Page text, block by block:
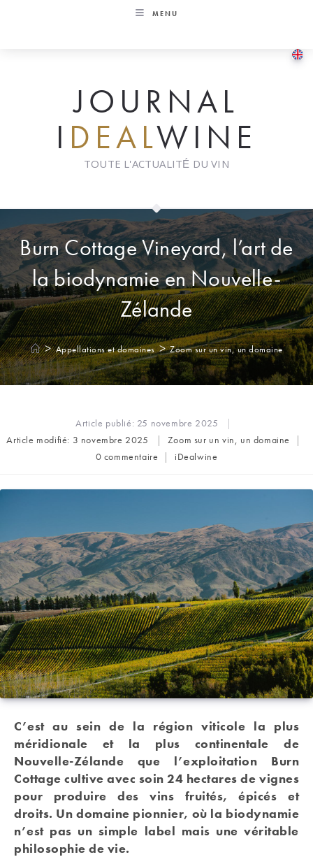
MENU
JOURNAL
I DEALWINE
TOUTE L'ACTUALITÉ DU VIN
Burn Cottage Vineyard, l’art de
la biodynamie en Nouvelle-
Zélande
> Appellations et domaines > Zoom sur un vin, un domaine
Article publié: 25 novembre 2025
Article modifié: 3 novembre 2025
Post
category:
Zoom sur un vin, un domaine
Commentaires
0 commentaire
Auteur/autrice
iDealwine
C’est au sein de la région viticole la plus
méridionale et la plus continentale de
Nouvelle-Zélande que l’exploitation Burn
Cottage cultive avec soin 24 hectares de vignes
pour produire des vins fruités, épicés et
droits. Un domaine pionnier, où la biodynamie
n’est pas un simple label mais une véritable
philosophie de vie.